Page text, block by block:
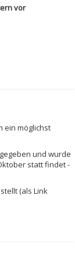
vor
ein möglichst
und wurde
statt findet -
(als Link